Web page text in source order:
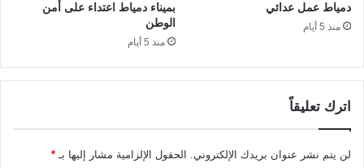
دمياط عمل عدائي
منذ 5 أيام
بميناء دمياط اعتداء على أمن
الوطن
منذ 5 أيام
اترك تعليقاً
لن يتم نشر عنوان بريدك الإلكتروني. الحقول الإلزامية مشار إليها بـ *